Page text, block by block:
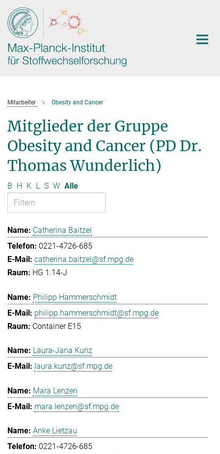
Hauptinhalt
Mitarbeiter Obesity and Cancer
Mitglieder der Gruppe
Obesity and Cancer (PD Dr.
Thomas Wunderlich)
B H K L S W Alle
Catherina Baitzel
0221-4726-685
catherina.baitzel@sf.mpg.de
HG 1.14-J
Philipp Hammerschmidt
philipp.hammerschmidt@sf.mpg.de
Container E15
Laura-Jana Kunz
laura.kunz@sf.mpg.de
Mara Lenzen
mara.lenzen@sf.mpg.de
Anke Lietzau
0221-4726-685